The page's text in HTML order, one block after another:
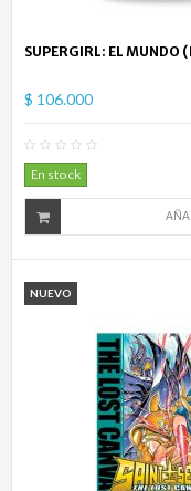
SUPERGIRL: EL MUNDO
$ 106.000
En stock
NUEVO